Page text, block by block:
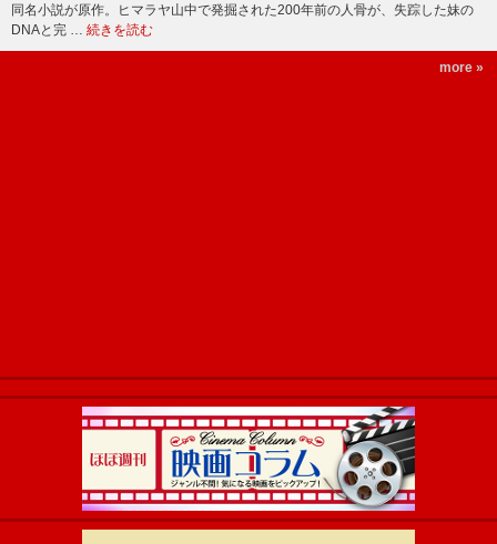
同名小説が原作。ヒマラヤ山中で発掘された200年前の人骨が、失踪した妹の
DNAと完 … 続きを読む
more »